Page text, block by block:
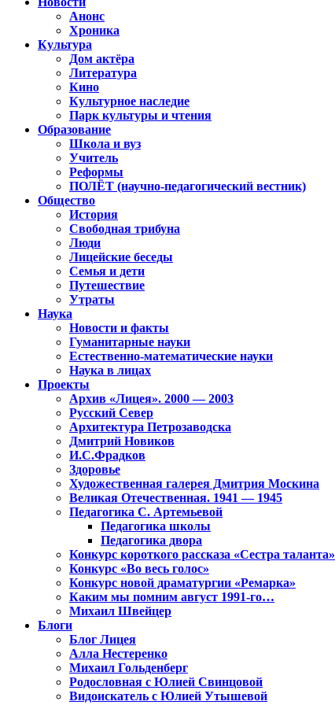
Анонс
Хроника
Культура
Дом актёра
Литература
Кино
Культурное наследие
Парк культуры и чтения
Образование
Школа и вуз
Учитель
Реформы
ПОЛЁТ (научно-педагогический вестник)
Общество
История
Свободная трибуна
Люди
Лицейские беседы
Семья и дети
Путешествие
Утраты
Наука
Новости и факты
Гуманитарные науки
Естественно-математические науки
Наука в лицах
Проекты
Архив «Лицея». 2000 — 2003
Русский Север
Архитектура Петрозаводска
Дмитрий Новиков
И.С.Фрадков
Здоровье
Художественная галерея Дмитрия Москина
Великая Отечественная. 1941 — 1945
Педагогика С. Артемьевой
Педагогика школы
Педагогика двора
Конкурс короткого рассказа «Сестра таланта»
Конкурс «Во весь голос»
Конкурс новой драматургии «Ремарка»
Каким мы помним август 1991-го…
Михаил Швейцер
Блоги
Блог Лицея
Алла Нестеренко
Михаил Гольденберг
Родословная с Юлией Свинцовой
Видоискатель с Юлией Утышевой